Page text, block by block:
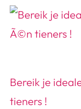
Bereik je
tieners !